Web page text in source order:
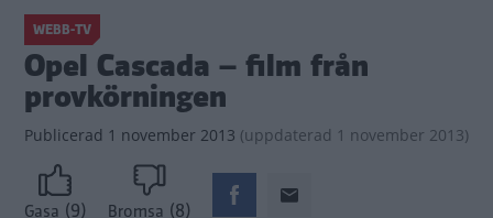
WEBB-TV
Opel Cascada – film från
provkörningen
Publicerad 1 november 2013 (uppdaterad 1 november 2013)
Gasa (9) Bromsa (8)